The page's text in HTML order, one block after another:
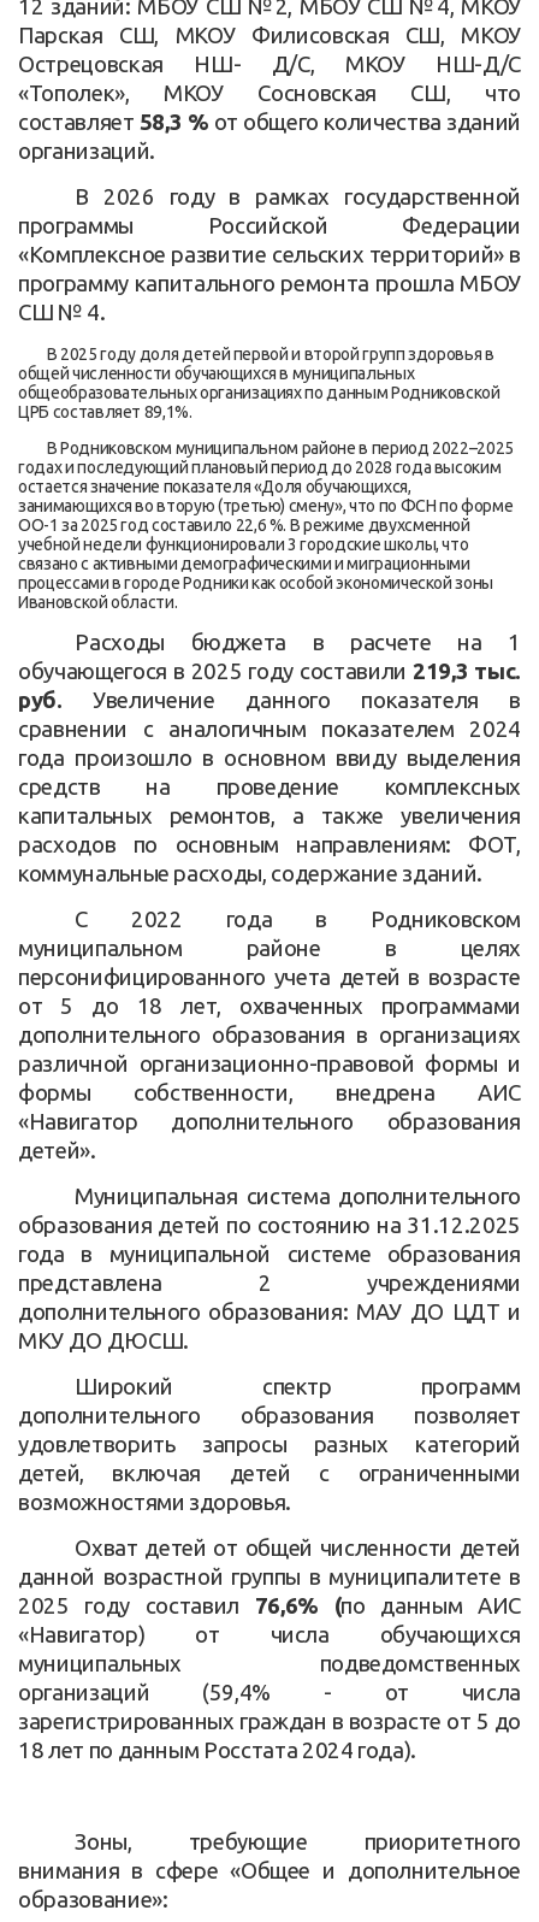
12 зданий: МБОУ СШ №2, МБОУ СШ №4, МКОУ
Парская СШ, МКОУ Филисовская СШ, МКОУ
Острецовская НШ- Д/С, МКОУ НШ-Д/С
«Тополек», МКОУ Сосновская СШ, что
составляет 58,3 % от общего количества зданий
организаций.
В 2026 году в рамках государственной
программы Российской Федерации
«Комплексное развитие сельских территорий» в
программу капитального ремонта прошла МБОУ
СШ № 4.
В 2025 году доля детей первой и второй групп здоровья в
общей численности обучающихся в муниципальных
общеобразовательных организациях по данным Родниковской
ЦРБ составляет 89,1%.
В Родниковском муниципальном районе в период 2022–2025
годах и последующий плановый период до 2028 года высоким
остается значение показателя «Доля обучающихся,
занимающихся во вторую (третью) смену», что по ФСН по форме
ОО-1 за 2025 год составило 22,6 %. В режиме двухсменной
учебной недели функционировали 3 городские школы, что
связано с активными демографическими и миграционными
процессами в городе Родники как особой экономической зоны
Ивановской области.
Расходы бюджета в расчете на 1
обучающегося в 2025 году составили 219,3 тыс.
руб.Увеличение данного показателя в
сравнении с аналогичным показателем 2024
года произошло в основном ввиду выделения
средств на проведение комплексных
капитальных ремонтов, а также увеличения
расходов по основным направлениям: ФОТ,
коммунальные расходы, содержание зданий.
С 2022 года в Родниковском
муниципальном районе в целях
персонифицированного учета детей в возрасте
от 5 до 18 лет, охваченных программами
дополнительного образования в организациях
различной организационно-правовой формы и
формы собственности, внедрена АИС
«Навигатор дополнительного образования
детей».
Муниципальная система дополнительного
образования детей по состоянию на 31.12.2025
года в муниципальной системе образования
представлена 2 учреждениями
дополнительного образования: МАУ ДО ЦДТ и
МКУ ДО ДЮСШ.
Широкий спектр программ
дополнительного образования позволяет
удовлетворить запросы разных категорий
детей, включая детей с ограниченными
возможностями здоровья.
Охват детей от общей численности детей
данной возрастной группы в муниципалитете в
2025 году составил 76,6% (по данным АИС
«Навигатор) от числа обучающихся
муниципальных подведомственных
организаций (59,4% - от числа
зарегистрированных граждан в возрасте от 5 до
18 лет по данным Росстата 2024 года).
Зоны, требующие приоритетного
внимания в сфере «Общее и дополнительное
образование»: